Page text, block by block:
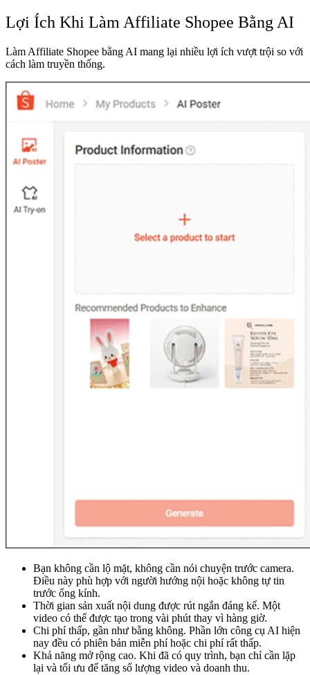
Lợi Ích Khi Làm Affiliate Shopee Bằng AI
Làm Affiliate Shopee bằng AI mang lại nhiều lợi ích vượt trội so với
cách làm truyền thống.
Bạn không cần lộ mặt, không cần nói chuyện trước camera.
Điều này phù hợp với người hướng nội hoặc không tự tin
trước ống kính.
Thời gian sản xuất nội dung được rút ngắn đáng kể. Một
video có thể được tạo trong vài phút thay vì hàng giờ.
Chi phí thấp, gần như bằng không. Phần lớn công cụ AI hiện
nay đều có phiên bản miễn phí hoặc chi phí rất thấp.
Khả năng mở rộng cao. Khi đã có quy trình, bạn chỉ cần lặp
lại và tối ưu để tăng số lượng video và doanh thu.